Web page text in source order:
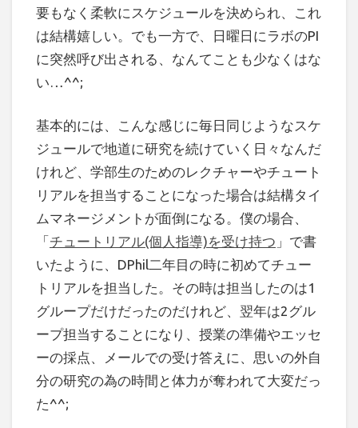
要もなく柔軟にスケジュールを決められ、これ
は結構嬉しい。でも一方で、日曜日にラボのPI
に突然呼び出される、なんてことも少なくはな
い…^^;
基本的には、こんな感じに毎日同じようなスケ
ジュールで地道に研究を続けていく日々なんだ
けれど、学部生のためのレクチャーやチュート
リアルを担当することになった場合は結構タイ
ムマネージメントが面倒になる。僕の場合、
「チュートリアル(個人指導)を受け持つ 」で書
いたように、DPhil二年目の時に初めてチュー
トリアルを担当した。その時は担当したのは1
グループだけだったのだけれど、翌年は2グル
ープ担当することになり、授業の準備やエッセ
ーの採点、メールでの受け答えに、思いの外自
分の研究の為の時間と体力が奪われて大変だっ
た^^;